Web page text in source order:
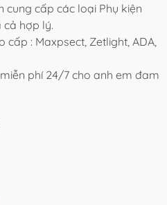
cung cấp các loại Phụ kiện
cả hợp lý.
cấp : Maxpsect, Zetlight, ADA,
phí 24/7 cho anh em đam